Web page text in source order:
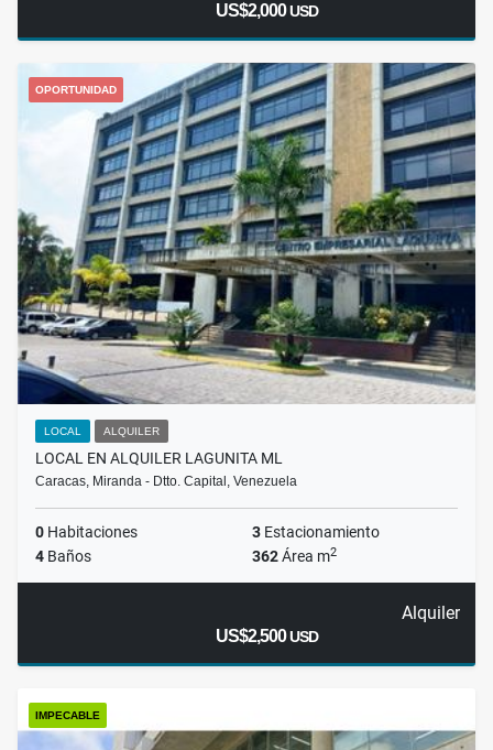
US$2,000USD
OPORTUNIDAD
LOCAL ALQUILER
LOCAL EN ALQUILER LAGUNITA ML
Caracas, Miranda - Dtto. Capital, Venezuela
0 Habitaciones 3 Estacionamiento
4 Baños 362Área m2
Alquiler
US$2,500USD
IMPECABLE